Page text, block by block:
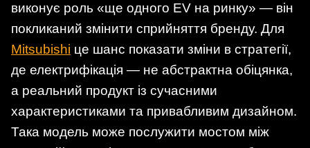
виконує роль «ще одного EV на ринку» — він
покликаний змінити сприйняття бренду. Для
Mitsubishi це шанс показати зміни в стратегії,
де електрифікація — не абстрактна обіцянка,
а реальний продукт із сучасними
характеристиками та привабливим дизайном.
Така модель може послужити мостом між